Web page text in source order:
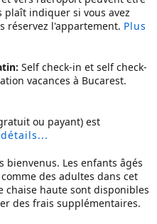
plaît indiquer si vous avez
réservez l'appartement. Plus
Self check-in et self check-
vacances à Bucarest.
ou payant) est
bienvenus. Les enfants âgés
des adultes dans cet
chaise haute sont disponibles
des frais supplémentaires.